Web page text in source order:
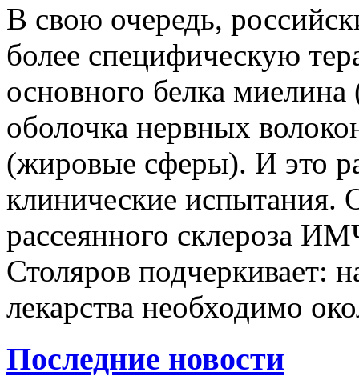
В свою очередь,
более специфическую
основного белка миелина
оболочка нервных
(жировые сферы). И это
клинические испытания.
рассеянного склероза
Столяров подчеркивает:
лекарства необходимо
Последние новости